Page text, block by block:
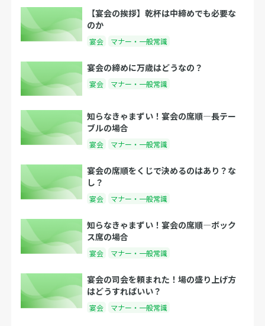
【宴会の挨拶】乾杯は中締めでも必要な
のか
宴会 マナー・一般常識
宴会の締めに万歳はどうなの？
宴会 マナー・一般常識
知らなきゃまずい！宴会の席順―長テー
ブルの場合
宴会 マナー・一般常識
宴会の席順をくじで決めるのはあり？な
し？
宴会 マナー・一般常識
知らなきゃまずい！宴会の席順―ボック
ス席の場合
宴会 マナー・一般常識
宴会の司会を頼まれた！場の盛り上げ方
はどうすればいい？
宴会 マナー・一般常識